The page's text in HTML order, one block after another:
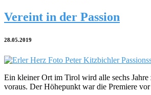
Vereint in der Passion
28.05.2019
Ein kleiner Ort im Tirol wird alle sechs
voraus. Der Höhepunkt war die Premiere